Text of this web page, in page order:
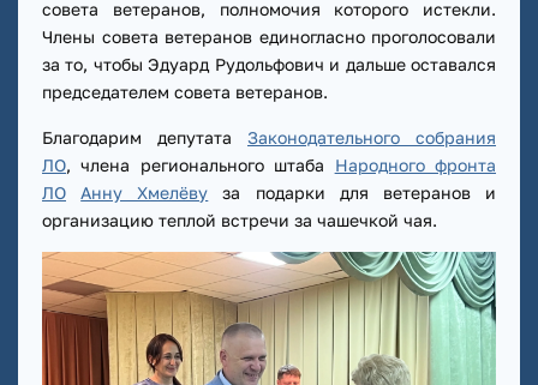
совета ветеранов, полномочия которого истекли.
Члены совета ветеранов единогласно проголосовали
за то, чтобы Эдуард Рудольфович и дальше оставался
председателем совета ветеранов.
Благодарим депутата Законодательного собрания
ЛО, члена регионального штаба Народного фронта
ЛО
Анну Хмелёву за подарки для ветеранов и
организацию теплой встречи за чашечкой чая.